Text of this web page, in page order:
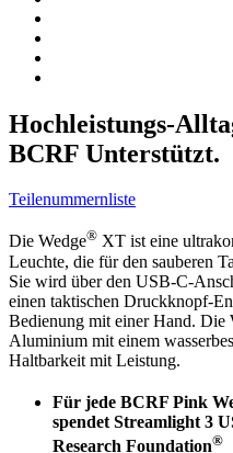
Hochleistungs-
BCRF Unterstützt.
Teilenummernliste
Die Wedge® XT ist eine
Leuchte, die für den sauberen
Sie wird über den USB-C-
einen taktischen Druckknopf-
Bedienung mit einer Hand. Die
Aluminium mit einem
Haltbarkeit mit Leistung.
Für jede BCRF Pink
spendet Streamlight 3
Research Foundation®